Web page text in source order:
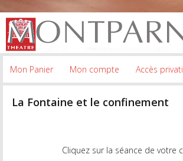
Mon Panier Mon compte Accès
La Fontaine et le confinement
Cliquez sur la séance de votre